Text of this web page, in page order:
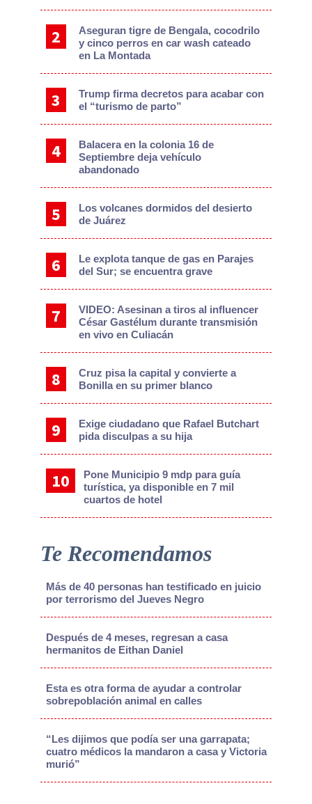
Aseguran tigre de Bengala, cocodrilo
y cinco perros en car wash cateado
en La Montada
Trump firma decretos para acabar con
el “turismo de parto”
Balacera en la colonia 16 de
Septiembre deja vehículo
abandonado
Los volcanes dormidos del desierto
de Juárez
Le explota tanque de gas en Parajes
del Sur; se encuentra grave
VIDEO: Asesinan a tiros al influencer
César Gastélum durante transmisión
en vivo en Culiacán
Cruz pisa la capital y convierte a
Bonilla en su primer blanco
Exige ciudadano que Rafael Butchart
pida disculpas a su hija
Pone Municipio 9 mdp para guía
turística, ya disponible en 7 mil
cuartos de hotel
Te Recomendamos
Más de 40 personas han testificado en juicio
por terrorismo del Jueves Negro
Después de 4 meses, regresan a casa
hermanitos de Eithan Daniel
Esta es otra forma de ayudar a controlar
sobrepoblación animal en calles
“Les dijimos que podía ser una garrapata;
cuatro médicos la mandaron a casa y Victoria
murió”